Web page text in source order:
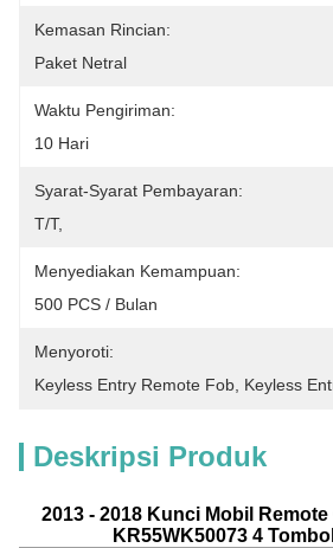
Kemasan Rincian:
Paket Netral
Waktu Pengiriman:
10 Hari
Syarat-Syarat Pembayaran:
T/T,
Menyediakan Kemampuan:
500 PCS / Bulan
Menyoroti:
Keyless Entry Remote Fob Keyless
Deskripsi Produk
2013 - 2018 Kunci Mobil
KR55WK50073 4